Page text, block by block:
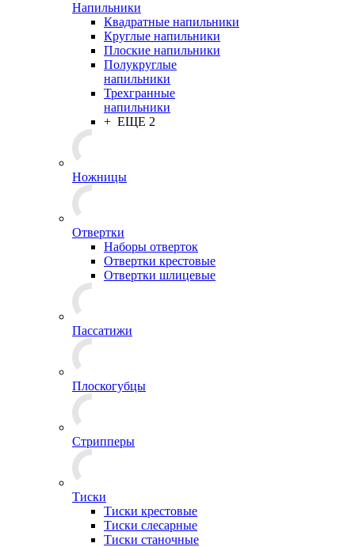
Напильники
Квадратные напильники
Круглые напильники
Плоские напильники
Полукруглые
напильники
Трехгранные
напильники
+ ЕЩЕ 2
Ножницы
Отвертки
Наборы отверток
Отвертки крестовые
Отвертки шлицевые
Пассатижи
Плоскогубцы
Стрипперы
Тиски
Тиски крестовые
Тиски слесарные
Тиски станочные